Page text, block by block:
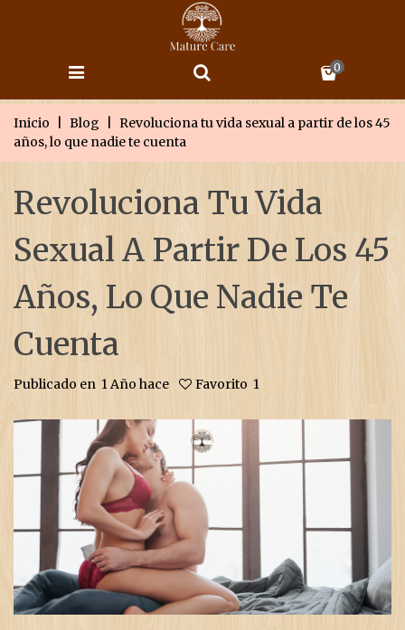
0
Inicio Blog
Revoluciona tu vida sexual a partir de los 45
años, lo que nadie te cuenta
Revoluciona Tu Vida
Sexual A Partir De Los 45
Años, Lo Que Nadie Te
Cuenta
Publicado en 1 Año hace Favorito 1